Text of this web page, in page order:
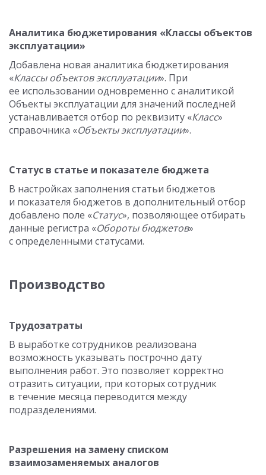
Аналитика бюджетирования «Классы объектов
эксплуатации»
Добавлена новая аналитика бюджетирования
«Классы объектов эксплуатации». При
ее использовании одновременно с аналитикой
Объекты эксплуатации для значений последней
устанавливается отбор по реквизиту «Класс»
справочника «Объекты эксплуатации».
Статус в статье и показателе бюджета
В настройках заполнения статьи бюджетов
и показателя бюджетов в дополнительный отбор
добавлено поле «Статус», позволяющее отбирать
данные регистра «Обороты бюджетов»
с определенными статусами.
Производство
Трудозатраты
В выработке сотрудников реализована
возможность указывать построчно дату
выполнения работ. Это позволяет корректно
отразить ситуации, при которых сотрудник
в течение месяца переводится между
подразделениями.
Разрешения на замену списком
взаимозаменяемых аналогов